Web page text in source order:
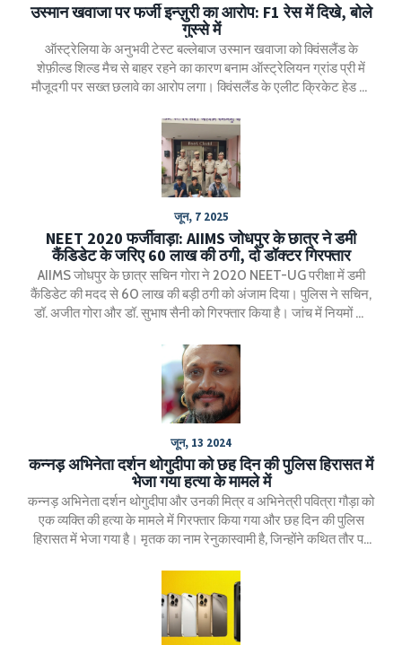
उस्मान खवाजा पर फर्जी इन्ज़ुरी का आरोप: F1 रेस में दिखे, बोले
गुस्से में
ऑस्ट्रेलिया के अनुभवी टेस्ट बल्लेबाज उस्मान खवाजा को क्विंसलैंड के
शेफ़ील्ड शिल्ड मैच से बाहर रहने का कारण बनाम ऑस्ट्रेलियन ग्रांड प्री में
मौजूदगी पर सख्त छलावे का आरोप लगा। क्विंसलैंड के एलीट क्रिकेट हेड जो
जवाब दिया और मेडिकल टीम की जानकारी को पूरी तरह खारिज कर दिया।
कोच एंड्र्यू मैकडॉनल्ड की समर्थन से मामला और जटिल हो गया। यह विवाद
खिलाड़ी की निजी समय, चोट प्रबंधन और क्रिकेट प्रशासन के बीच के तनाव
को उजागर करता है।
जून, 7 2025
NEET 2020 फर्जीवाड़ा: AIIMS जोधपुर के छात्र ने डमी
कैंडिडेट के जरिए 60 लाख की ठगी, दो डॉक्टर गिरफ्तार
AIIMS जोधपुर के छात्र सचिन गोरा ने 2020 NEET-UG परीक्षा में डमी
कैंडिडेट की मदद से 60 लाख की बड़ी ठगी को अंजाम दिया। पुलिस ने सचिन,
डॉ. अजीत गोरा और डॉ. सुभाष सैनी को गिरफ्तार किया है। जांच में नियमों की
जून, 13 2024
कन्नड़ अभिनेता दर्शन थोगुदीपा को छह दिन की पुलिस हिरासत में
भेजा गया हत्या के मामले में
कन्नड़ अभिनेता दर्शन थोगुदीपा और उनकी मित्र व अभिनेत्री पवित्रा गौड़ा को
एक व्यक्ति की हत्या के मामले में गिरफ्तार किया गया और छह दिन की पुलिस
हिरासत में भेजा गया है। मृतक का नाम रेनुकास्वामी है, जिन्होंने कथित तौर पर